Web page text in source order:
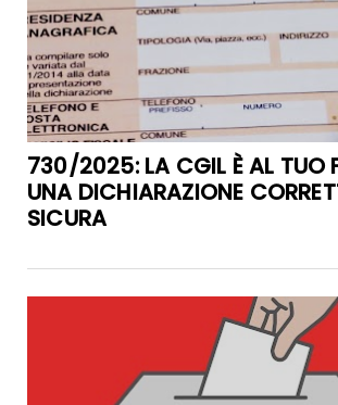
730/2025: LA CGIL È AL TUO
UNA DICHIARAZIONE
SICURA